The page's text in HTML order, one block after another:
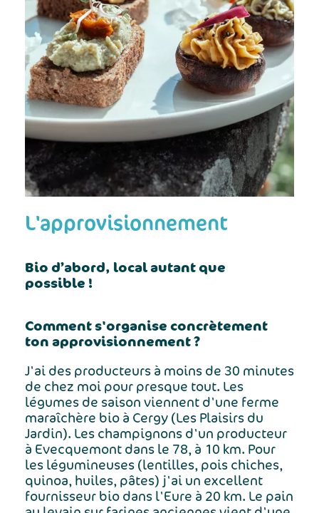
L'approvisionnement
Bio d’abord, local autant que
possible !
Comment s'organise concrètement
ton approvisionnement ?
J'ai des producteurs à moins de 30 minutes
de chez moi pour presque tout. Les
légumes de saison viennent d'une ferme
maraîchère bio à Cergy (Les Plaisirs du
Jardin). Les champignons d'un producteur
à Evecquemont dans le 78, à 10 km. Pour
les légumineuses (lentilles, pois chiches,
quinoa, huiles, pâtes) j'ai un excellent
fournisseur bio dans l'Eure à 20 km. Le pain